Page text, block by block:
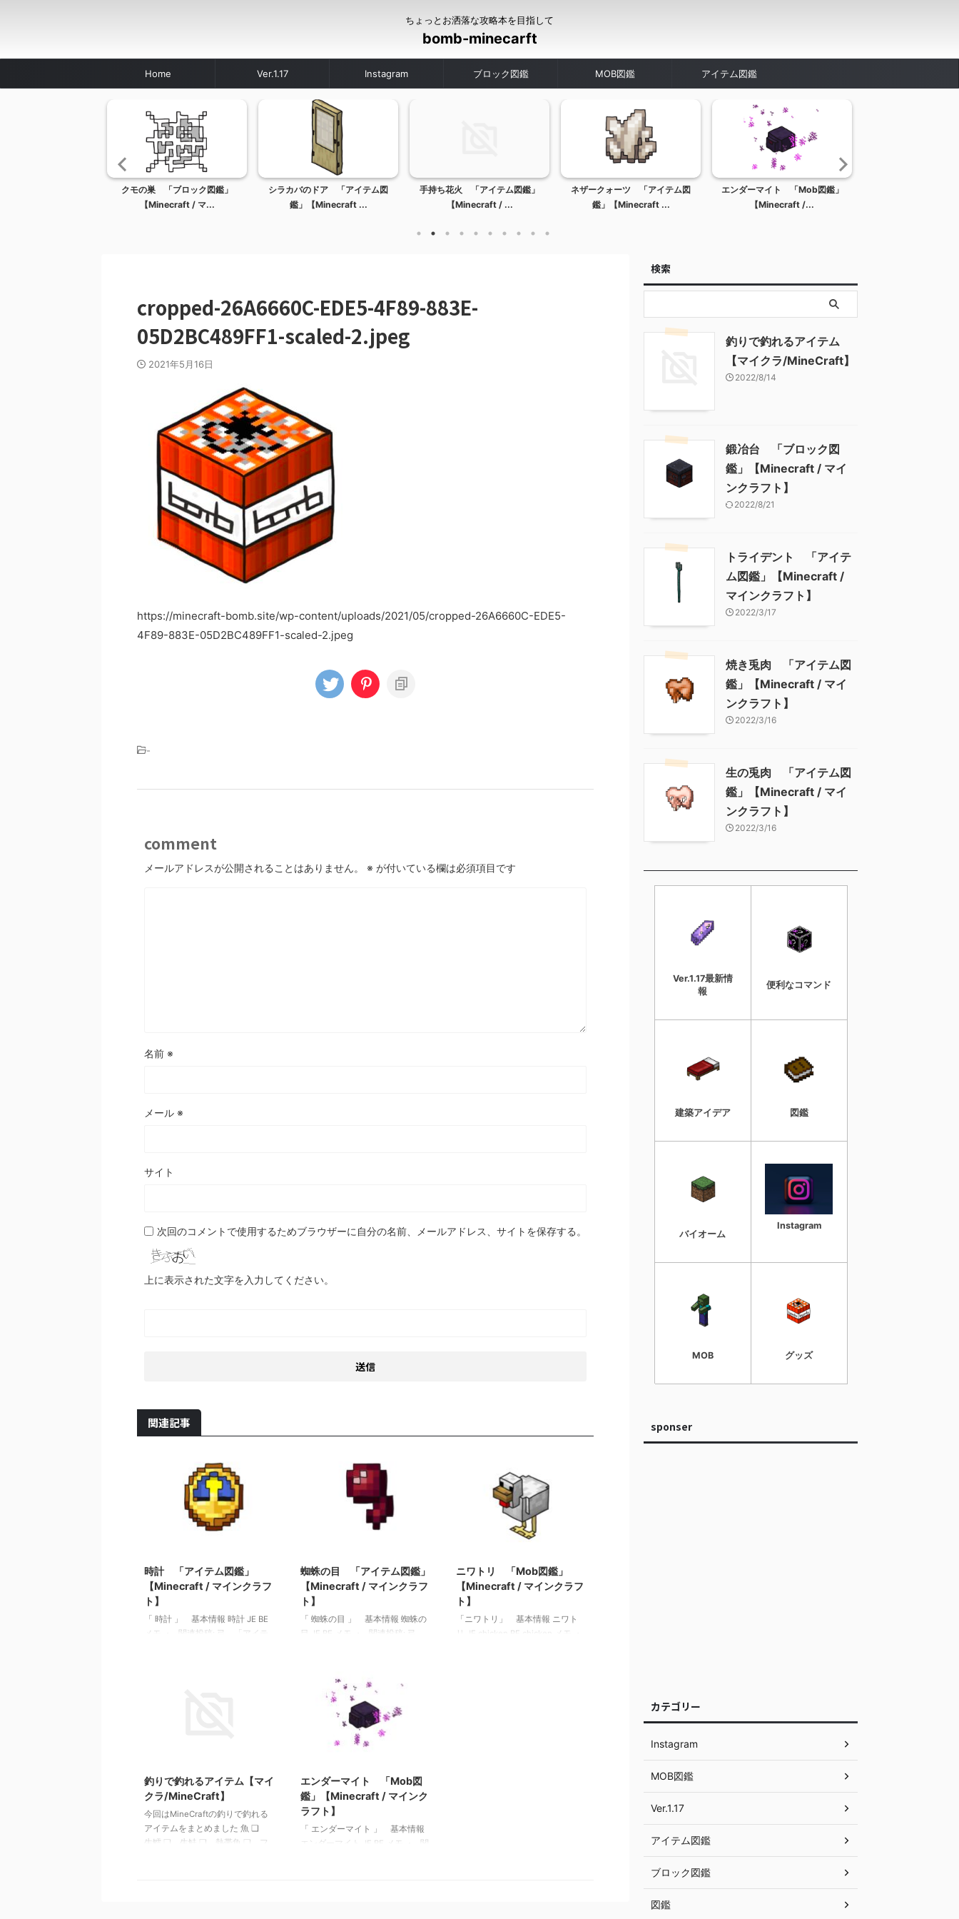
ちょっとお洒落な攻略本を目指して
bomb-minecarft
Home Ver.1.17 Instagram ブロック図鑑 MOB図鑑 アイテム図鑑
クモの巣 「ブロック図鑑」
【Minecraft / マ...
シラカバのドア 「アイテム図
鑑」【Minecraft ...
手持ち花火 「アイテム図鑑」
【Minecraft / ...
ネザークォーツ 「アイテム図
鑑」【Minecraft ...
エンダーマイト 「Mob図鑑」
【Minecraft /...
cropped-26A6660C-EDE5-4F89-883E-
05D2BC489FF1-scaled-2.jpeg
2021年5月16日
https://minecraft-bomb.site/wp-content/uploads/2021/05/cropped-26A6660C-EDE5-
4F89-883E-05D2BC489FF1-scaled-2.jpeg
-
comment
メールアドレスが公開されることはありません。 ※ が付いている欄は必須項目です
名前 ※
メール ※
サイト
次回のコメントで使用するためブラウザーに自分の名前、メールアドレス、サイトを保存する。
上に表示された文字を入力してください。
関連記事
時計 「アイテム図鑑」
【Minecraft / マインクラフ
ト】
「 時計 」 基本情報 時計 JE BE
メモ ・ 関連投稿: 弓 「アイテ
蜘蛛の目 「アイテム図鑑」
【Minecraft / マインクラフ
ト】
「 蜘蛛の目 」 基本情報 蜘蛛の
目 JE BE メモ ・ 関連投稿: 弓
「アイテム図鑑」【Minecraft / マ
インクラフト】 ダイヤモンドの
シャベル 「アイテム図鑑」
【Minecraft / マインクラフト】
金のツルハシ 「アイテム図鑑」
【Minecraft / マインクラフト】
ニワトリ 「Mob図鑑」
【Minecraft / マインクラフ
ト】
「ニワトリ」 基本情報 ニワト
リ JE chicken BE chicken メモ ・
釣りで釣れるアイテム【マイ
クラ/MineCraft】
今回はMineCraftの釣りで釣れる
アイテムをまとめました 魚 ❏
生鱈 ❏ 生鮭 ❏ 熱帯魚 ❏ フ
エンダーマイト 「Mob図
鑑」【Minecraft / マインク
ラフト】
「 エンダーマイト 」 基本情報
エンダーマイト JE BE メモ ・ 関
検索
釣りで釣れるアイテム
【マイクラ/MineCraft】
2022/8/14
鍛冶台 「ブロック図
鑑」【Minecraft / マイ
ンクラフト】
2022/8/21
トライデント 「アイテ
ム図鑑」【Minecraft /
マインクラフト】
2022/3/17
焼き兎肉 「アイテム図
鑑」【Minecraft / マイ
ンクラフト】
2022/3/16
生の兎肉 「アイテム図
鑑」【Minecraft / マイ
ンクラフト】
2022/3/16
Ver.1.17最新情
報
便利なコマンド
建築アイデア 図鑑
バイオーム
Instagram
MOB グッズ
sponser
カテゴリー
Instagram
MOB図鑑
Ver.1.17
アイテム図鑑
ブロック図鑑
図鑑